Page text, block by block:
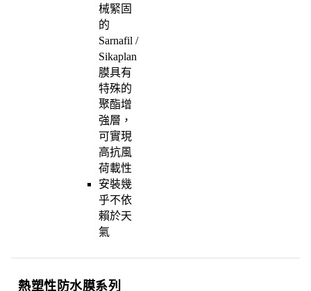
械緊固
的
Sarnafil /
Sikaplan
膜具有
特殊的
聚酯增
強層，
可實現
高抗風
荷載性
安裝幾
乎不依
賴於天
氣
熱塑性防水膜系列